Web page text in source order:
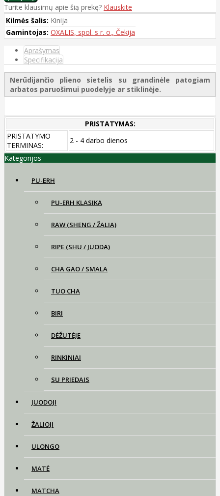
Turite klausimų apie šią prekę? Klauskite
Kilmės šalis: Kinija
Gamintojas: OXALIS, spol. s r. o., Čekija
Aprašymas
Specifikacija
Nerūdijančio plieno sietelis su grandinėle patogiam
arbatos paruošimui puodelyje ar stiklinėje.
PRISTATYMAS:
PRISTATYMO
TERMINAS:
2 - 4 darbo dienos
Kategorijos
PU-ERH
PU-ERH KLASIKA
RAW (SHENG / ŽALIA)
RIPE (SHU / JUODA)
CHA GAO / SMALA
TUO CHA
BIRI
DĖŽUTĖJE
RINKINIAI
SU PRIEDAIS
JUODOJI
ŽALIOJI
ULONGO
MATĖ
MATCHA